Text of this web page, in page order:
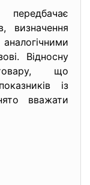
передбачає
визначення
аналогічними
Відносну
що
із
вважати